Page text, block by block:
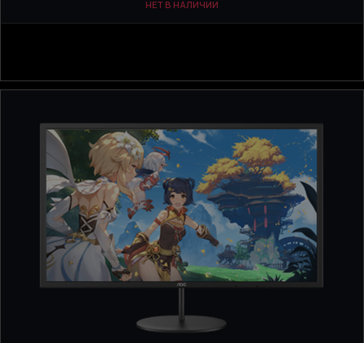
НЕТ В НАЛИЧИИ